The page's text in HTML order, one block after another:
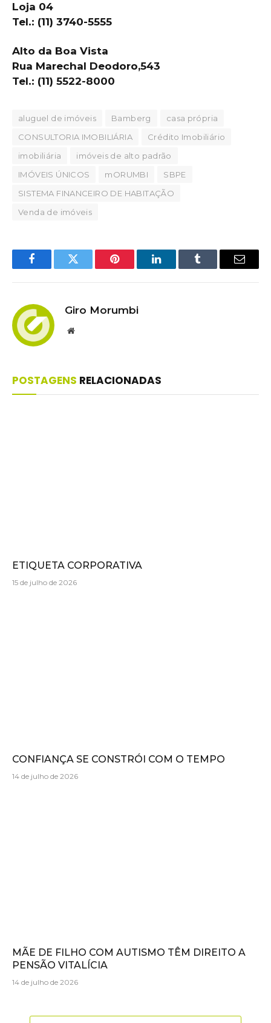
Loja 04
Tel.: (11) 3740-5555
Alto da Boa Vista
Rua Marechal Deodoro,543
Tel.: (11) 5522-8000
aluguel de imóveis Bamberg
casa própria
CONSULTORIA IMOBILIÁRIA
Crédito Imobiliário
imobiliária
imóveis de alto padrão
IMÓVEIS ÚNICOS
mORUMBI
SBPE
SISTEMA FINANCEIRO DE HABITAÇÃO
Venda de imóveis
FacebookTwitter Pinterest LinkedInTumblr Email
Giro Morumbi
Website
POSTAGENS RELACIONADAS
ETIQUETA CORPORATIVA
15 de julho de 2026
CONFIANÇA SE CONSTRÓI COM O TEMPO
14 de julho de 2026
MÃE DE FILHO COM AUTISMO TÊM DIREITO A
PENSÃO VITALÍCIA
14 de julho de 2026